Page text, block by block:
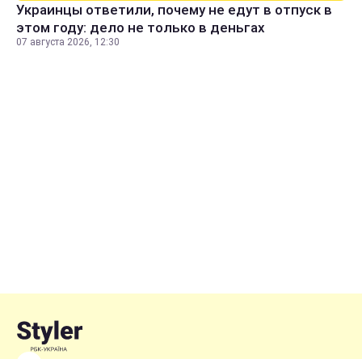
Украинцы ответили, почему не едут в отпуск в
этом году: дело не только в деньгах
07 августа 2026, 12:30